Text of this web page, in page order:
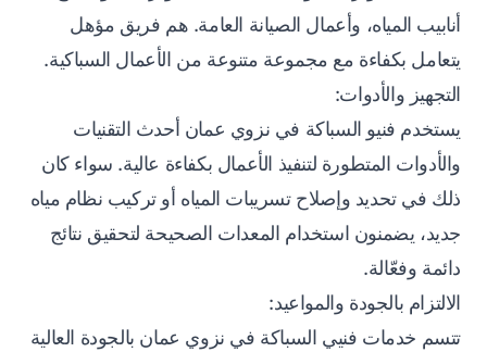
أنابيب المياه، وأعمال الصيانة العامة. هم فريق مؤهل
يتعامل بكفاءة مع مجموعة متنوعة من الأعمال السباكية.
التجهيز والأدوات:
يستخدم فنيو السباكة في نزوي عمان أحدث التقنيات
والأدوات المتطورة لتنفيذ الأعمال بكفاءة عالية. سواء كان
ذلك في تحديد وإصلاح تسريبات المياه أو تركيب نظام مياه
جديد، يضمنون استخدام المعدات الصحيحة لتحقيق نتائج
دائمة وفعّالة.
الالتزام بالجودة والمواعيد:
تتسم خدمات فنيي السباكة في نزوي عمان بالجودة العالية